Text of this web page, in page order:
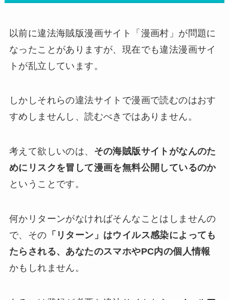
以前に違法海賊版漫画サイト「漫画村」が問題に
なったことがありますが、現在でも違法漫画サイ
トが乱立しています。
しかしそれらの違法サイトで漫画で読むのはおす
すめしませんし、読むべきではありません。
考えて欲しいのは、 その海賊版サイトがなんのた
めにリスクを冒して漫画を無料公開しているのか
ということです。
何かリターンがなければそんなことはしませんの
で、その 「リターン」はウイルス感染によっても
たらされる、あなたのスマホやPC内の個人情報
かもしれません。